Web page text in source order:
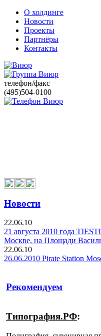
О холдинге
Новости
Проекты
Партнёры
Контакты
телефон/факс
(495)504-0100
Новости
22.06.10
21 августа 2010 года
Москве, на Площади
22.06.10
26.06.2010 Pirate Station
Рекомендуем
Типография.РФ: